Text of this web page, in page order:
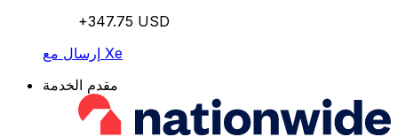
+347.75 USD
إرسال مع Xe
مقدم الخدمة